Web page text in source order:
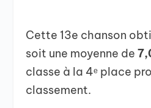
Cette 13e chanson
soit une moyenne de
classe à la 4ᵉ place
classement.